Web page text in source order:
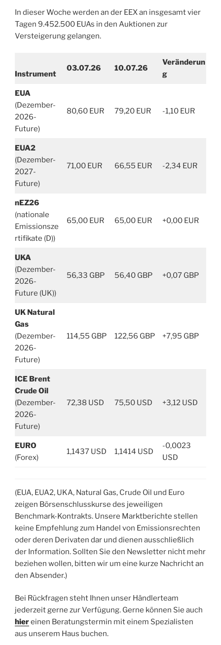
In dieser Woche werden an der EEX an insgesamt vier
Tagen 9.452.500 EUAs in den Auktionen zur
Versteigerung gelangen.
Instrument
03.07.26 10.07.26
Veränderun
g
EUA
(Dezember-
2026-
Future)
80,60 EUR 79,20 EUR -1,10 EUR
EUA2
(Dezember-
2027-
Future)
71,00 EUR 66,55 EUR -2,34 EUR
nEZ26
(nationale
Emissionsze
rtifikate (D))
65,00 EUR 65,00 EUR +0,00 EUR
UKA
(Dezember-
2026-
Future (UK))
56,33 GBP 56,40 GBP +0,07 GBP
UK Natural
Gas
(Dezember-
2026-
Future)
114,55 GBP 122,56 GBP +7,95 GBP
ICE Brent
Crude Oil
(Dezember-
2026-
Future)
72,38 USD 75,50 USD +3,12 USD
EURO
(Forex)
1,1437 USD 1,1414 USD
-0,0023
USD
(EUA, EUA2, UKA, Natural Gas, Crude Oil und Euro
zeigen Börsenschlusskurse des jeweiligen
Benchmark-Kontrakts. Unsere Marktberichte stellen
keine Empfehlung zum Handel von Emissionsrechten
oder deren Derivaten dar und dienen ausschließlich
der Information. Sollten Sie den Newsletter nicht mehr
beziehen wollen, bitten wir um eine kurze Nachricht an
den Absender.)
Bei Rückfragen steht Ihnen unser Händlerteam
jederzeit gerne zur Verfügung. Gerne können Sie auch
hiereinen Beratungstermin mit einem Spezialisten
aus unserem Haus buchen.